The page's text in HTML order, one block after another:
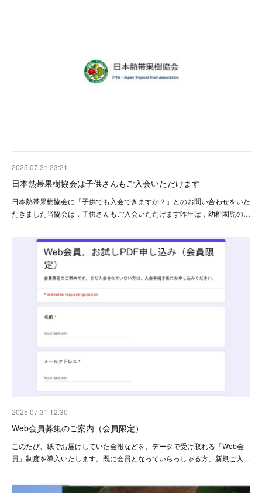
2025.07.31 23:21
日本熱帯果樹協会は子供さんもご入会いただけます
日本熱帯果樹協会に「子供でも入会できますか？」とのお問い合わせをいた
だきました当協会は，子供さんもご入会いただけます昨年は，幼稚園児の…
2025.07.31 12:30
Web会員募集のご案内（会員限定）
このたび、紙でお届けしていた会報などを、データで受け取れる「Web会
員」制度を導入いたします。既に会員となっていらっしゃる方、新規ご入…